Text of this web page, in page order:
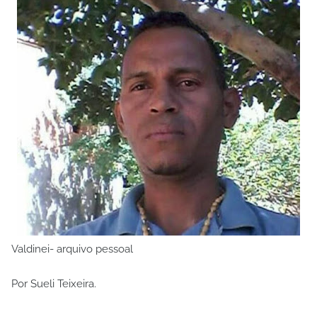
Valdinei- arquivo pessoal
Por Sueli Teixeira.